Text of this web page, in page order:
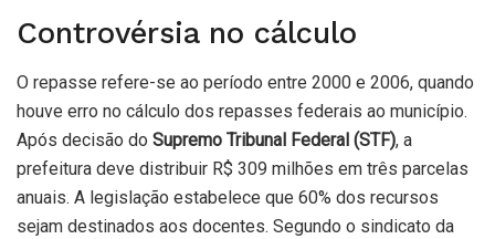
Controvérsia no cálculo
O repasse refere-se ao período entre 2000 e 2006, quando
houve erro no cálculo dos repasses federais ao município.
Após decisão do Supremo Tribunal Federal (STF), a
prefeitura deve distribuir R$ 309 milhões em três parcelas
anuais. A legislação estabelece que 60% dos recursos
sejam destinados aos docentes. Segundo o sindicato da